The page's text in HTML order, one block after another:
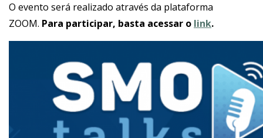
O evento será realizado através da plataforma
ZOOM. Para participar, basta acessar o link.